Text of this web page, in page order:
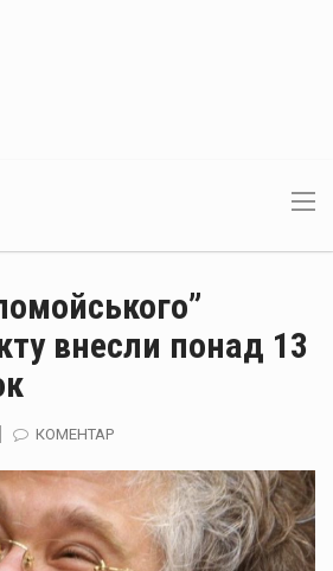
внесли понад 13
КОМЕНТАР